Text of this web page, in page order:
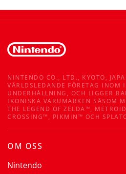
NINTENDO CO., LTD., KYOTO,
VÄRLDSLEDANDE FÖRETAG INOM
UNDERHÅLLNING, OCH LIGGER
IKONISKA VARUMÄRKEN SÅSOM
THE LEGEND OF ZELDA™,
CROSSING™, PIKMIN™ OCH
OM OSS
Nintendo